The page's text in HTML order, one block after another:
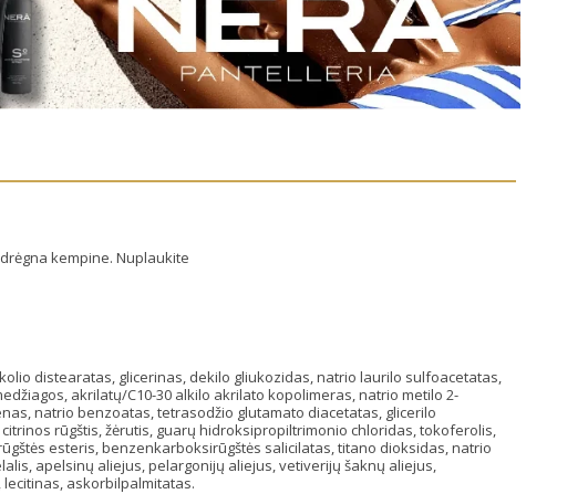
kempine. Nuplaukite
distearatas, glicerinas, dekilo gliukozidas, natrio laurilo sulfoacetatas,
akrilatų/C10-30 alkilo akrilato kopolimeras, natrio metilo 2-
natrio benzoatas, tetrasodžio glutamato diacetatas, glicerilo
rūgštis, žėrutis, guarų hidroksipropiltrimonio chloridas, tokoferolis,
esteris, benzenkarboksirūgštės salicilatas, titano dioksidas, natrio
apelsinų aliejus, pelargonijų aliejus, vetiverijų šaknų aliejus,
askorbilpalmitatas.